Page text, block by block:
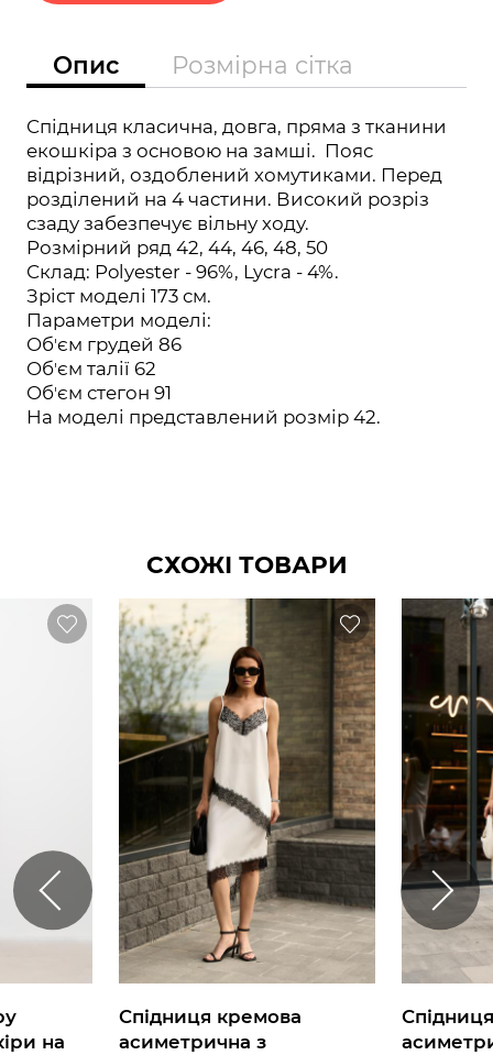
Опис Розмірна сітка
Спідниця класична, довга, пряма з тканини
екошкіра з основою на замші. Пояс
відрізний, оздоблений хомутиками. Перед
розділений на 4 частини. Високий розріз
сзаду забезпечує вільну ходу.
Розмірний ряд 42, 44, 46, 48, 50
Склад: Polyester - 96%, Lycra - 4%.
Зріст моделі 173 см.
Параметри моделі:
Обʼєм грудей 86
Обʼєм талії 62
Обʼєм стегон 91
На моделі представлений розмір 42.
СХОЖІ ТОВАРИ
на
Спідниця кремова
асиметрична з